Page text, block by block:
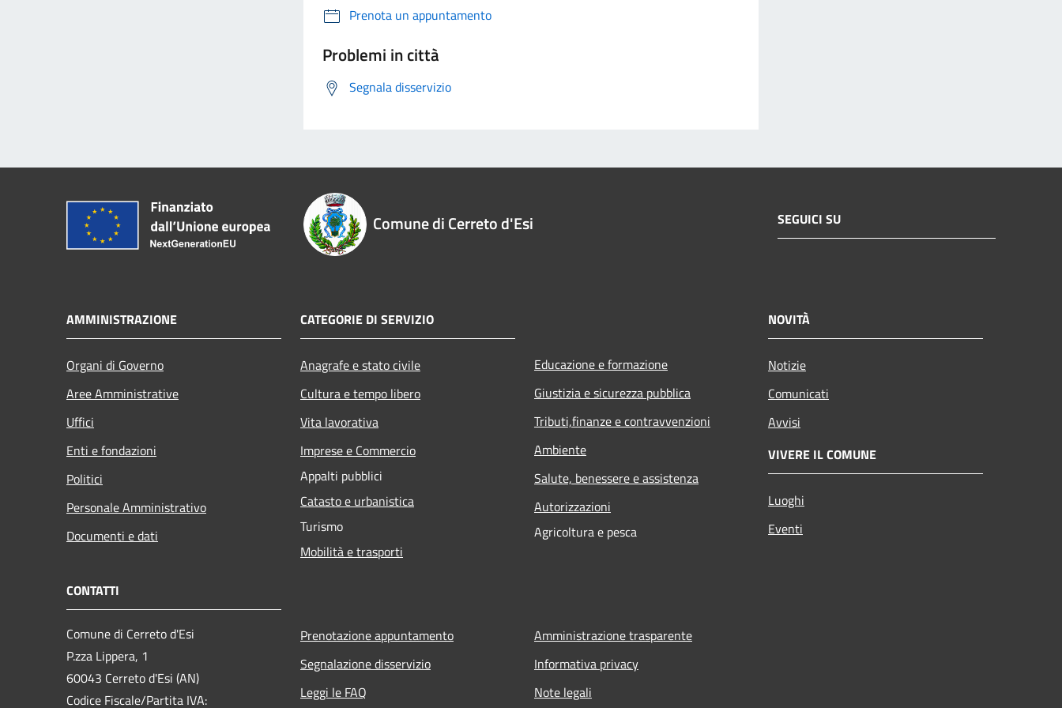
Prenota un appuntamento
Problemi in città
Segnala disservizio
Comune di Cerreto d'Esi SEGUICI SU
AMMINISTRAZIONE
Organi di Governo
Aree Amministrative
Uffici
Enti e fondazioni
Politici
Personale Amministrativo
Documenti e dati
CATEGORIE DI SERVIZIO
Anagrafe e stato civile
Cultura e tempo libero
Vita lavorativa
Imprese e Commercio
Appalti pubblici
Catasto e urbanistica
Turismo
Mobilità e trasporti
Educazione e formazione
Giustizia e sicurezza pubblica
Tributi,finanze e contravvenzioni
Ambiente
Salute, benessere e assistenza
Autorizzazioni
Agricoltura e pesca
NOVITÀ
Notizie
Comunicati
Avvisi
VIVERE IL COMUNE
Luoghi
Eventi
CONTATTI
Comune di Cerreto d'Esi
P.zza Lippera, 1
60043 Cerreto d'Esi (AN)
Codice Fiscale/Partita IVA:
Prenotazione appuntamento
Segnalazione disservizio
Leggi le FAQ
Amministrazione trasparente
Informativa privacy
Note legali